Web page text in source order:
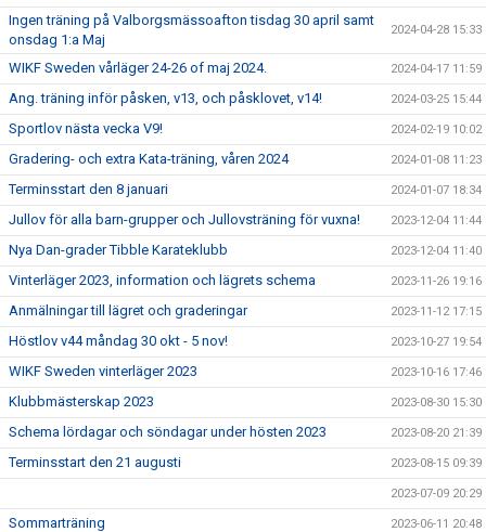
Ingen träning på Valborgsmässoafton tisdag 30 april samt
onsdag 1:a Maj
2024-04-28 15:33
WIKF Sweden vårläger 24-26 of maj 2024. 2024-04-17 11:59
Ang. träning inför påsken, v13, och påsklovet, v14! 2024-03-25 15:44
Sportlov nästa vecka V9! 2024-02-19 10:02
Gradering- och extra Kata-träning, våren 2024 2024-01-08 11:23
Terminsstart den 8 januari 2024-01-07 18:34
Jullov för alla barn-grupper och Jullovsträning för vuxna! 2023-12-04 11:44
Nya Dan-grader Tibble Karateklubb 2023-12-04 11:40
Vinterläger 2023, information och lägrets schema 2023-11-26 19:16
Anmälningar till lägret och graderingar 2023-11-12 17:15
Höstlov v44 måndag 30 okt - 5 nov! 2023-10-27 19:54
WIKF Sweden vinterläger 2023 2023-10-16 17:46
Klubbmästerskap 2023 2023-08-30 15:30
Schema lördagar och söndagar under hösten 2023 2023-08-20 21:39
Terminsstart den 21 augusti 2023-08-15 09:39
2023-07-09 20:29
Sommarträning 2023-06-11 20:48